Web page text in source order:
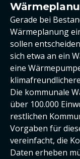
Gerade bei
Wärmeplanung
sollen
sich etwa an ein
eine
Die kommunale
über 100.000
restlichen
Vorgaben für
vereinfacht, die
Daten erheben